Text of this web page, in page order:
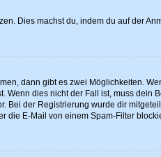
Dies machst du, indem du auf der
dann gibt es zwei Möglichkeiten.
dies nicht der Fall ist, muss
der Registrierung wurde dir
E-Mail von einem Spam-Filter